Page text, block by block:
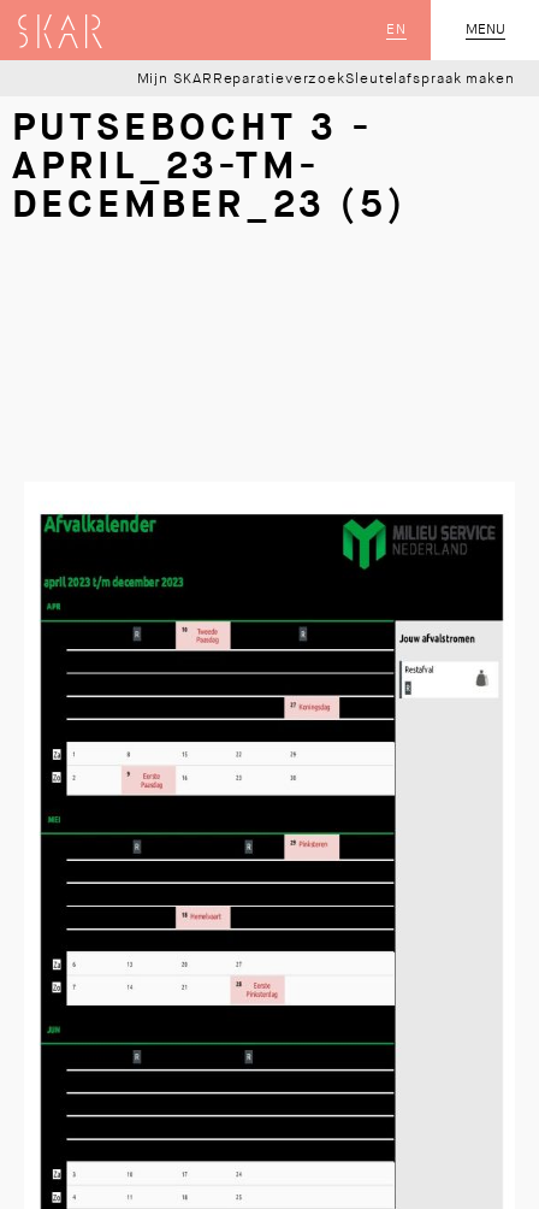
MENU
SLUIT
EN
SKAR
Mijn SKAR ReparatieverzoekSleutelafspraak maken
PUTSEBOCHT 3 -
APRIL_23-TM-
DECEMBER_23 (5)